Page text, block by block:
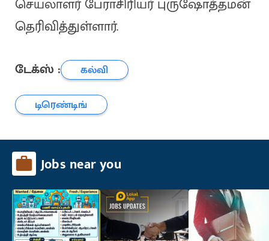
செயலாளர் பேராசிரியர் புருஷோத்தமன்
தெரிவித்துள்ளார்.
டேக்ஸ் :
கல்வி
டிரெண்டிங்
Jobs near you